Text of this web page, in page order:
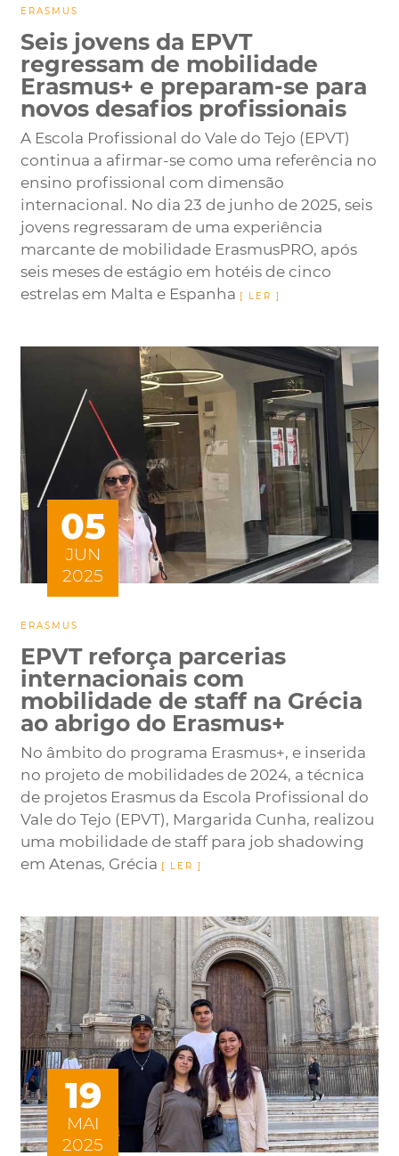
ERASMUS
Seis jovens da EPVT
regressam de mobilidade
Erasmus+ e preparam-se para
novos desafios profissionais
A Escola Profissional do Vale do Tejo (EPVT)
continua a afirmar-se como uma referência no
ensino profissional com dimensão
internacional. No dia 23 de junho de 2025, seis
jovens regressaram de uma experiência
marcante de mobilidade ErasmusPRO, após
seis meses de estágio em hotéis de cinco
estrelas em Malta e Espanha
05
JUN
2025
ERASMUS
EPVT reforça parcerias
internacionais com
mobilidade de staff na Grécia
ao abrigo do Erasmus+
No âmbito do programa Erasmus+, e inserida
no projeto de mobilidades de 2024, a técnica
de projetos Erasmus da Escola Profissional do
Vale do Tejo (EPVT), Margarida Cunha, realizou
uma mobilidade de staff para job shadowing
em Atenas, Grécia
19
MAI
2025